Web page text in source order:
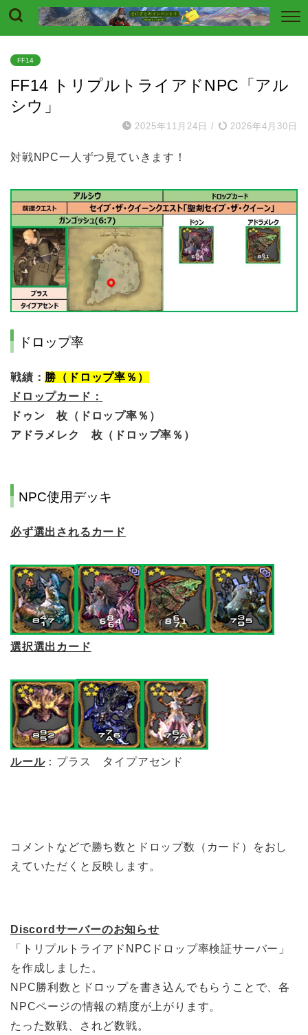
FF14
FF14 トリプルトライアドNPC「アル
シウ」
2025年11月24日 / 2026年4月30日
対戦NPC一人ずつ見ていきます！
ドロップ率
戦績： 勝（ドロップ率％）
ドロップカード：
ドゥン 枚（ドロップ率％）
アドラメレク 枚（ドロップ率％）
NPC使用デッキ
必ず選出されるカード
選択選出カード
ルール：プラス タイプアセンド
コメントなどで勝ち数とドロップ数（カード）をおし
えていただくと反映します。
Discordサーバーのお知らせ
「トリプルトライアドNPCドロップ率検証サーバー」
を作成しました。
NPC勝利数とドロップを書き込んでもらうことで、各
NPCページの情報の精度が上がります。
たった数戦、されど数戦。